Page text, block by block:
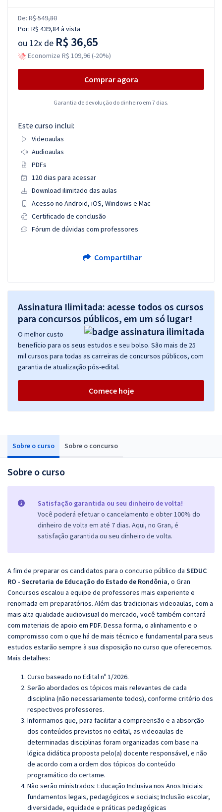
Sobre o curso Sobre o concurso
Sobre o curso
Satisfação garantida ou seu dinheiro de volta!
Você poderá efetuar o cancelamento e obter 100% do
dinheiro de volta em até 7 dias. Aqui, no Gran, é
satisfação garantida ou seu dinheiro de volta.
A fim de preparar os candidatos para o concurso público da SEDUC
RO - Secretaria de Educação do Estado de Rondônia, o Gran
Concursos escalou a equipe de professores mais experiente e
renomada em preparatórios. Além das tradicionais videoaulas, com a
mais alta qualidade audiovisual do mercado, você também contará
com materiais de apoio em PDF. Dessa forma, o alinhamento e o
compromisso com o que há de mais técnico e fundamental para seus
estudos estarão sempre à sua disposição no curso que oferecemos.
Mais detalhes:
Curso baseado no Edital nº 1/2026.
Serão abordados os tópicos mais relevantes de cada
disciplina (não necessariamente todos), conforme critério dos
respectivos professores.
Informamos que, para facilitar a compreensão e a absorção
dos conteúdos previstos no edital, as videoaulas de
determinadas disciplinas foram organizadas com base na
lógica didática proposta pelo(a) docente responsável, e não
de acordo com a ordem dos tópicos do conteúdo
programático do certame.
Não serão ministrados: Educação Inclusiva nos Anos Iniciais:
fundamentos legais, pedagógicos e sociais; Inclusão escolar,
diversidade, equidade e práticas pedagógicas
De: R$ 549,80
Por: R$ 439,84à vista
ou 12x de R$ 36,65
Economize R$ 109,96 (-20%)
Comprar agora
Garantia de devolução do dinheiro em 7 dias.
Este curso inclui:
Videoaulas
Audioaulas
PDFs
120 dias para acessar
Download ilimitado das aulas
Acesso no Android, iOS, Windows e Mac
Certificado de conclusão
Fórum de dúvidas com professores
Compartilhar
Assinatura Ilimitada: acesse todos os cursos
para concursos públicos, em um só lugar!
O melhor custo
benefício para os seus estudos e seu bolso. São mais de 25
mil cursos para todas as carreiras de concursos públicos, com
garantia de atualização pós-edital.
Comece hoje